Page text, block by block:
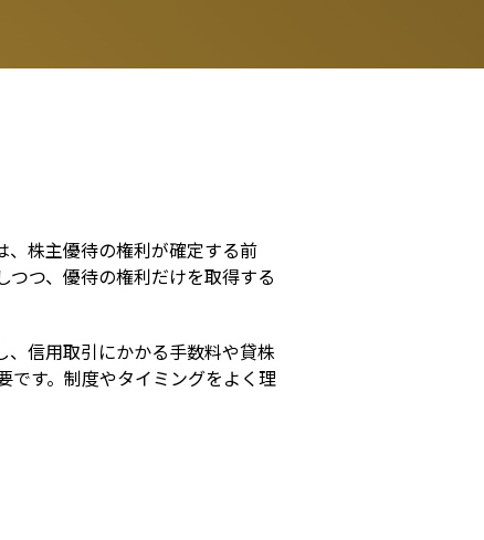
、株主優待の権利が確定する前
つ、優待の権利だけを取得する
信用取引にかかる手数料や貸株
です。制度やタイミングをよく理